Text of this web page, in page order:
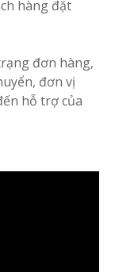
hàng đặt
đơn hàng,
đơn vị
hỗ trợ của